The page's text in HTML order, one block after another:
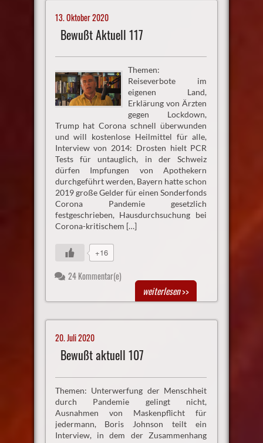
13. Oktober 2020
Bewußt Aktuell 117
Themen:
Reiseverbote im
eigenen Land,
Erklärung von Ärzten
gegen Lockdown,
Trump hat Corona schnell überwunden
und will kostenlose Heilmittel für alle,
Interview von 2014: Drosten hielt PCR
Tests für untauglich, in der Schweiz
dürfen Impfungen von Apothekern
durchgeführt werden, Bayern hatte schon
2019 große Gelder für einen Sonderfonds
Corona Pandemie gesetzlich
festgeschrieben, Hausdurchsuchung bei
Corona-kritischem […]
+16
24 Kommentar(e)
weiterlesen>>
20. Juli 2020
Bewußt aktuell 107
Themen: Unterwerfung der Menschheit
durch Pandemie gelingt nicht,
Ausnahmen von Maskenpflicht für
jedermann, Boris Johnson teilt ein
Interview, in dem der Zusammenhang